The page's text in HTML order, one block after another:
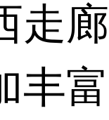
走
丰